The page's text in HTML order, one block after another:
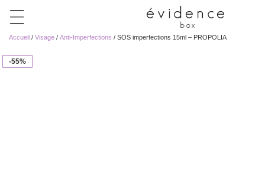
Accueil / Visage / Anti-Imperfections / SOS imperfections 15ml – PROPOLIA
-55%